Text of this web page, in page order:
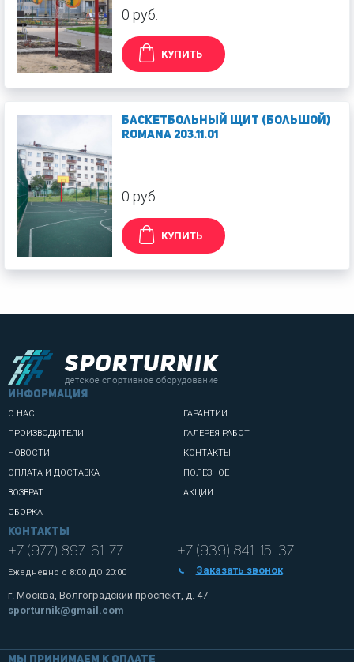
0 руб.
КУПИТЬ
Баскетбольный щит (большой)
Romana 203.11.01
0 руб.
КУПИТЬ
информация
О НАС
ПРОИЗВОДИТЕЛИ
НОВОСТИ
ОПЛАТА И ДОСТАВКА
ВОЗВРАТ
СБОРКА
ГАРАНТИИ
ГАЛЕРЕЯ РАБОТ
КОНТАКТЫ
ПОЛЕЗНОЕ
АКЦИИ
Контакты
+7 (977) 897-61-77
Ежедневно с 8:00 ДО 20:00
+7 (939) 841-15-37
Заказать звонок
г. Москва, Волгоградский проспект, д. 47
sporturnik@gmail.com
Мы принимаем к оплате